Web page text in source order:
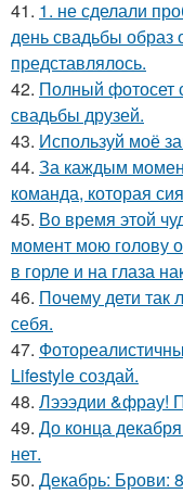
41. 1. не сделали
день свадьбы образ
представлялось.
42. Полный фотосет
свадьбы друзей.
43. Используй моё
44. За каждым
команда, которая
45. Во время этой
момент мою голову
в горле и на глаза
46. Почему дети так
себя.
47.
Lifestyle создай.
48. Лэээдии &фрау!
49. До конца
нет.
50. Декабрь: Брови: